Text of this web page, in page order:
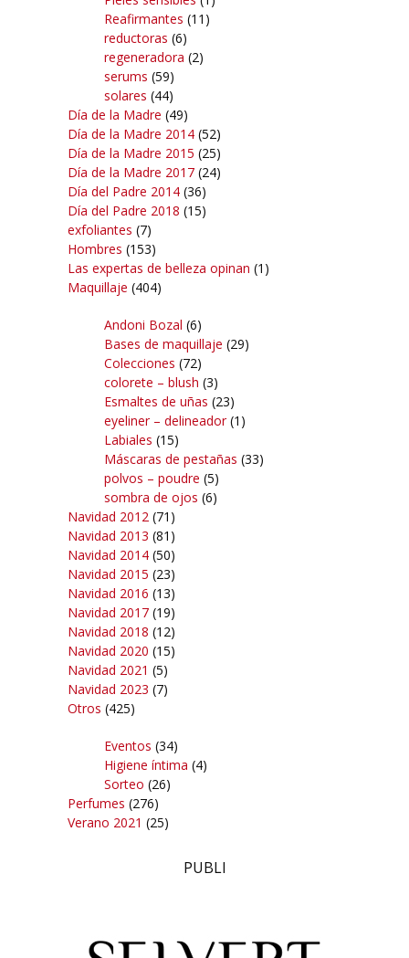
Reafirmantes (11)
reductoras (6)
regeneradora (2)
serums (59)
solares (44)
Día de la Madre (49)
Día de la Madre 2014 (52)
Día de la Madre 2015 (25)
Día de la Madre 2017 (24)
Día del Padre 2014 (36)
Día del Padre 2018 (15)
exfoliantes (7)
Hombres (153)
Las expertas de belleza opinan (1)
Maquillaje (404)
Andoni Bozal (6)
Bases de maquillaje (29)
Colecciones (72)
colorete – blush (3)
Esmaltes de uñas (23)
eyeliner – delineador(1)
Labiales (15)
Máscaras de pestañas (33)
polvos – poudre (5)
sombra de ojos (6)
Navidad 2012 (71)
Navidad 2013 (81)
Navidad 2014 (50)
Navidad 2015 (23)
Navidad 2016 (13)
Navidad 2017 (19)
Navidad 2018 (12)
Navidad 2020 (15)
Navidad 2021 (5)
Navidad 2023 (7)
Otros (425)
Eventos (34)
Higiene íntima (4)
Sorteo (26)
Perfumes (276)
Verano 2021 (25)
PUBLI